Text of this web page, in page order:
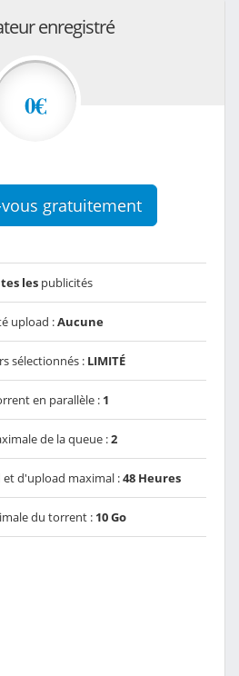
enregistré
0€
gratuitement
les publicités
upload :Aucune
sélectionnés : LIMITÉ
en parallèle : 1
de la queue :2
d'upload maximal :48 Heures
du torrent : 10 Go